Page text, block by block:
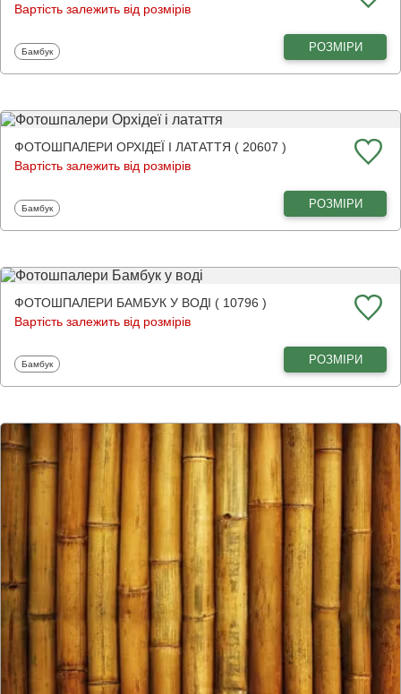
Вартість залежить від розмірів
Фотошпалери
Бамбук РОЗМІРИ
ФОТОШПАЛЕРИ ОРХІДЕЇ І ЛАТАТТЯ ( 20607 )
Вартість залежить від розмірів
Фотошпалери
Бамбук РОЗМІРИ
ФОТОШПАЛЕРИ БАМБУК У ВОДІ ( 10796 )
Вартість залежить від розмірів
Фотошпалери
Бамбук РОЗМІРИ